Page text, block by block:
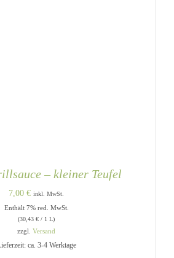
– kleiner Teufel
7,00 € inkl. MwSt.
Enthält 7% red. MwSt.
(30,43 € / 1 L)
zzgl. Versand
ca. 3-4 Werktage